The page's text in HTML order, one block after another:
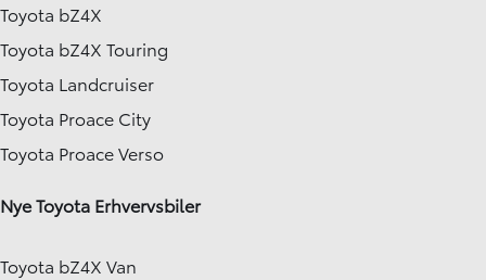
Toyota bZ4X
Toyota bZ4X Touring
Toyota Landcruiser
Toyota Proace City
Toyota Proace Verso
Nye Toyota Erhvervsbiler
Toyota bZ4X Van